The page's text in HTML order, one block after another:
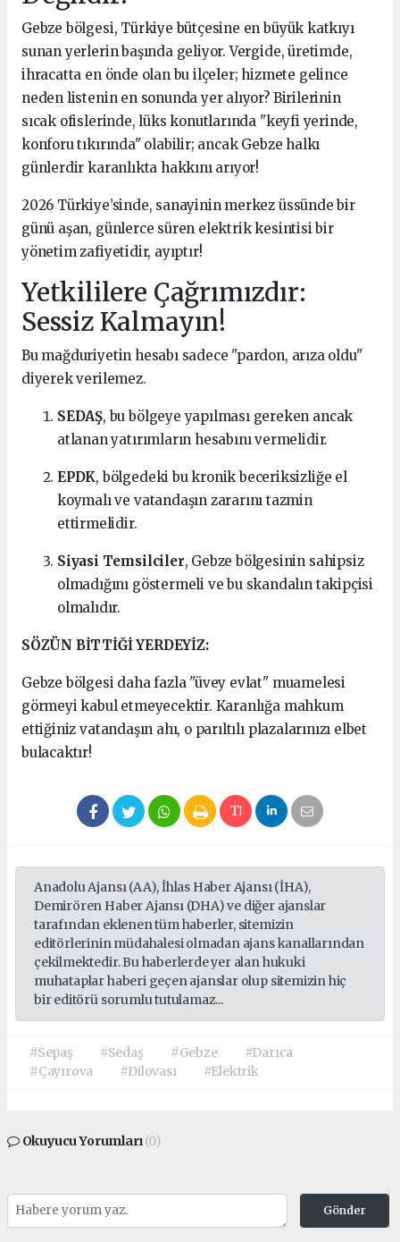
Gebze bölgesi, Türkiye bütçesine en büyük katkıyı
sunan yerlerin başında geliyor. Vergide, üretimde,
ihracatta en önde olan bu ilçeler; hizmete gelince
neden listenin en sonunda yer alıyor? Birilerinin
sıcak ofislerinde, lüks konutlarında "keyfi yerinde,
konforu tıkırında" olabilir; ancak Gebze halkı
günlerdir karanlıkta hakkını arıyor!
2026 Türkiye’sinde, sanayinin merkez üssünde bir
günü aşan, günlerce süren elektrik kesintisi bir
yönetim zafiyetidir, ayıptır!
Yetkililere Çağrımızdır:
Sessiz Kalmayın!
Bu mağduriyetin hesabı sadece "pardon, arıza oldu"
diyerek verilemez.
SEDAŞ, bu bölgeye yapılması gereken ancak
atlanan yatırımların hesabını vermelidir.
EPDK, bölgedeki bu kronik beceriksizliğe el
koymalı ve vatandaşın zararını tazmin
ettirmelidir.
Siyasi Temsilciler, Gebze bölgesinin sahipsiz
olmadığını göstermeli ve bu skandalın takipçisi
olmalıdır.
SÖZÜN BİTTİĞİ YERDEYİZ:
Gebze bölgesi daha fazla "üvey evlat" muamelesi
görmeyi kabul etmeyecektir. Karanlığa mahkum
ettiğiniz vatandaşın ahı, o parıltılı plazalarınızı elbet
bulacaktır!
Anadolu Ajansı (AA), İhlas Haber Ajansı (İHA),
Demirören Haber Ajansı (DHA) ve diğer ajanslar
tarafından eklenen tüm haberler, sitemizin
editörlerinin müdahalesi olmadan ajans kanallarından
çekilmektedir. Bu haberlerde yer alan hukuki
muhataplar haberi geçen ajanslar olup sitemizin hiç
bir editörü sorumlu tutulamaz...
#Sepaş #Sedaş #Gebze
#Darıca
#Çayırova
#Dilovası #Elektrik
Okuyucu Yorumları(0)
Gönder